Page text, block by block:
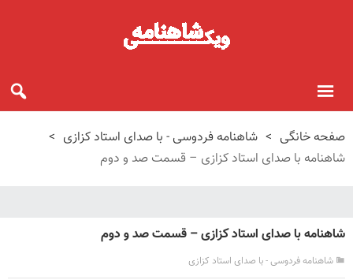
صفحه خانگی > شاهنامه فردوسی - با صدای استاد کزازی >
شاهنامه با صدای استاد کزازی – قسمت صد و دوم
شاهنامه با صدای استاد کزازی – قسمت صد و دوم
شاهنامه فردوسی - با صدای استاد کزازی